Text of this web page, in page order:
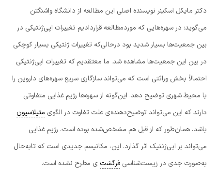
دکتر مایکل اسکینر نویسنده اصلی این مطالعه از دانشگاه واشنگتن
می‌گوید: در سهره‌هایی که موردمطالعه قراردادیم تغییرات اپی‌ژنتیکی در
بین جمعیت‌ها بسیار شدید بود درحالی‌که تغییرات ژنتیکی بسیار کوچکی
در بین این جمعیت‌ها مشاهده شد. ما معتقدیم که تغییرات اپی‌ژنتیکی
احتمالاً بخش وراثتی است که می‌تواند سازگاری سریع سهره‌های داروین را
با محیط شهری توضیح دهد. این‌گونه از سهره‌ها رژیم غذایی متفاوتی
دارند که این می‌تواند توضیح‌دهنده‌ی علت تفاوت در الگوی متیلاسیون
باشد، همان‌طور که از قبل هم مشخص‌شده بوده است، رژیم غذایی
می‌تواند بر اپی‌ژنتیک اثر گذارد. این، مکانیسم جدیدی است که تابه‌حال
به‌صورت جدی در زیست‌شناسی فرگشت ی مطرح نشده است.